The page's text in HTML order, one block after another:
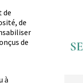
de
de
de
à